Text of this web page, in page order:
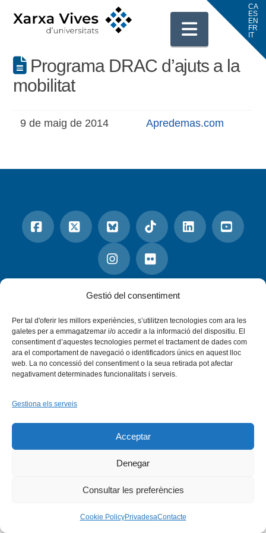
Gestió del consentiment
Per tal d'oferir les millors experiències, s’utilitzen tecnologies com ara les
galetes per a emmagatzemar i/o accedir a la informació del dispositiu. El
consentiment d’aquestes tecnologies permet el tractament de dades com
ara el comportament de navegació o identificadors únics en aquest lloc
web. La no concessió del consentiment o la seua retirada pot afectar
negativament determinades funcionalitats i serveis.
Gestiona els serveis
Acceptar
Denegar
Consultar les preferències
Cookie PolicyPrivadesaContacte
Programa DRAC d’ajuts a la
mobilitat
9 de maig de 2014 Apredemas.com
BlueskyTiktok
InstagramFlickr
INICI QUI SOM
PROGRAMES
DESENVOLUPAMENT SOSTENIBLE
TRANSPARÈNCIA
Copyright © 2026 - Xarxa Vives d'Universitats